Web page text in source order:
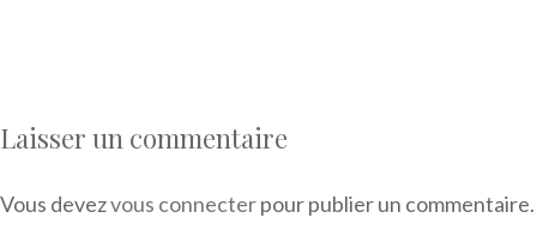
Laisser un commentaire
Vous devezvous connecterpour publier un commentaire.